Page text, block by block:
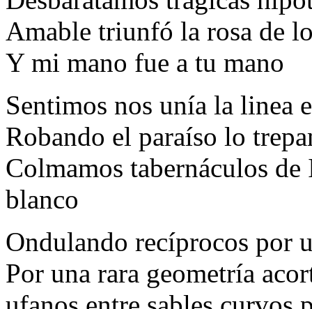
Amable triunfó la rosa de
Y mi mano fue a tu mano
Sentimos nos unía la linea
Robando el paraíso lo
Colmamos tabernáculos
blanco
Ondulando recíprocos por
Por una rara geometría